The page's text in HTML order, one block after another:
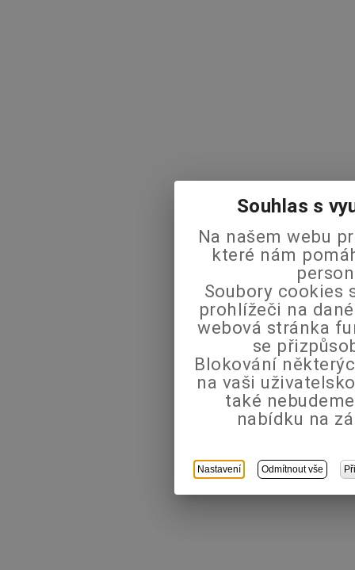
Souhlas s
Na našem webu
které nám
Soubory cookies
prohlížeči na
webová stránka
se
Blokování
na vaši
také
nabídku na
Nastavení Odmítnout vše